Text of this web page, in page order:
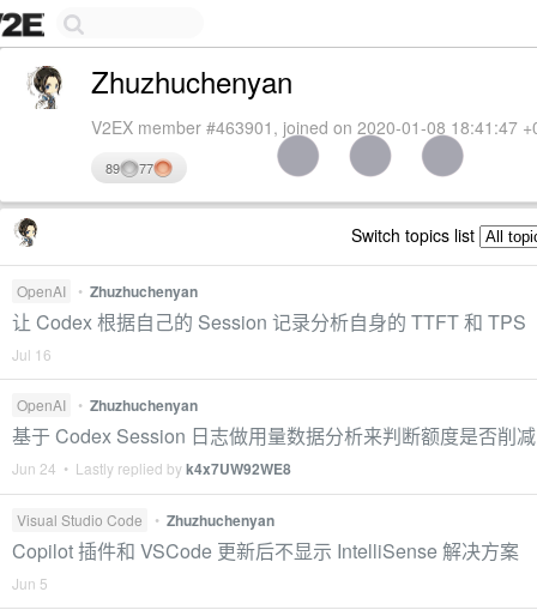
Zhuzhuchenyan
V2EX member #463901, joined on 2020-01-08 18:41:47
89 77
Switch topics list
OpenAI • Zhuzhuchenyan
让 Codex 根据自己的 Session 记录分析自身的 TTFT 和 TPS
Jul 16
OpenAI • Zhuzhuchenyan
基于 Codex Session 日志做用量数据分析来判断额度是否削减
Jun 24 • Lastly replied byk4x7UW92WE8
Visual Studio Code • Zhuzhuchenyan
Copilot 插件和 VSCode 更新后不显示 IntelliSense 解决方案
Jun 5